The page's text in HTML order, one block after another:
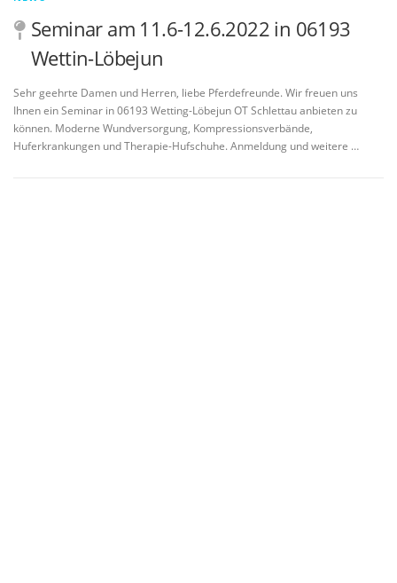
Seminar am 11.6-12.6.2022 in 06193
Wettin-Löbejun
Sehr geehrte Damen und Herren, liebe Pferdefreunde. Wir freuen uns
Ihnen ein Seminar in 06193 Wetting-Löbejun OT Schlettau anbieten zu
können. Moderne Wundversorgung, Kompressionsverbände,
Huferkrankungen und Therapie-Hufschuhe. Anmeldung und weitere …